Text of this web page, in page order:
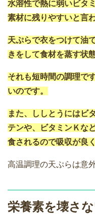
水溶性で熱に弱いビタ
素材に残りやすいと言
天ぷらで衣をつけて油
きをして食材を蒸す状
それも短時間の調理で
いのです。
また、ししとうにはビ
テンや、ビタミンＫな
食されるので吸収が良
高温調理の天ぷらは意
栄養素を壊さ